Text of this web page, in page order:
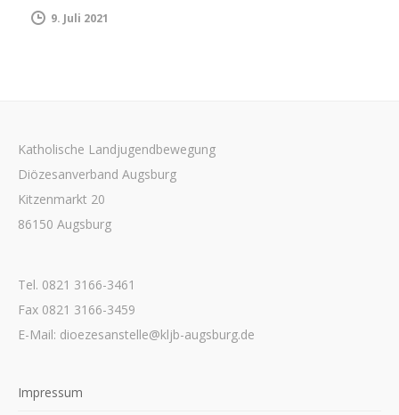
9. Juli 2021
Katholische Landjugendbewegung
Diözesanverband Augsburg
Kitzenmarkt 20
86150 Augsburg
Tel. 0821 3166-3461
Fax 0821 3166-3459
E-Mail: dioezesanstelle@kljb-augsburg.de
Impressum